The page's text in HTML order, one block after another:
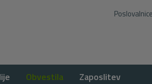
Obvestila Zaposlitev